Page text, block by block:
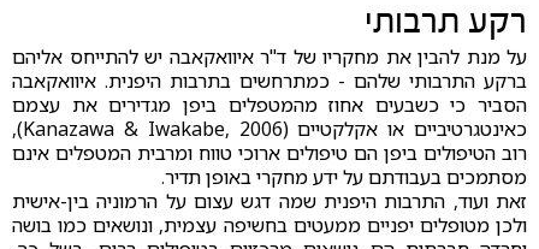
רקע תרבותי
על מנת להבין את מחקריו של ד"ר איוואקאבה יש להתייחס אליהם
ברקע התרבותי שלהם - כמתרחשים בתרבות היפנית. איוואקאבה
הסביר כי כשבעים אחוז מהמטפלים ביפן מגדירים את עצמם
כאינטגרטיביים או אקלקטיים (Kanazawa & Iwakabe, 2006),
רוב הטיפולים ביפן הם טיפולים ארוכי טווח ומרבית המטפלים אינם
מסתמכים בעבודתם על ידע מחקרי באופן תדיר.
זאת ועוד, התרבות היפנית שמה דגש עצום על הרמוניה בין-אישית
ולכן מטופלים יפניים ממעטים בחשיפה עצמית, ונושאים כמו בושה